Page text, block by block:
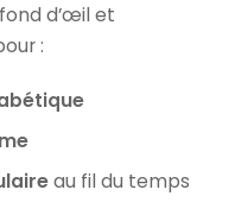
d’œil et
:
au fil du temps